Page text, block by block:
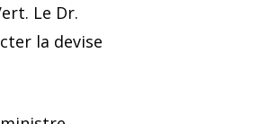
Le Dr.
la devise